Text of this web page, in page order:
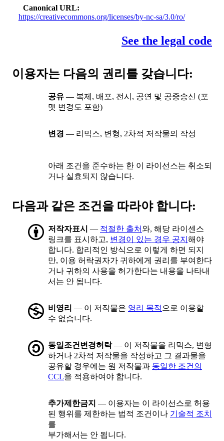
Canonical URL
https://creativecommons.org/licenses/by-nc-sa/3.0/ro/
See the legal code
이용자는 다음의 권리를 갖습니다:
공유 — 복제, 배포, 전시, 공연 및 공중송신 (포
맷 변경도 포함)
변경 — 리믹스, 변형, 2차적 저작물의 작성
아래 조건을 준수하는 한 이 라이선스는 취소되
거나 실효되지 않습니다.
다음과 같은 조건을 따라야 합니다:
저작자표시 — 적절한 출처와, 해당 라이센스
링크를 표시하고, 변경이 있는 경우 공지 해야
합니다. 합리적인 방식으로 이렇게 하면 되지
만, 이용 허락권자가 귀하에게 권리를 부여한다
거나 귀하의 사용을 허가한다는 내용을 나타내
서는 안 됩니다.
비영리 — 이 저작물은 영리 목적 으로 이용할
수 없습니다.
동일조건변경허락— 이 저작물을 리믹스, 변형
하거나 2차적 저작물을 작성하고 그 결과물을
공유할 경우에는 원 저작물과 동일한 조건의
CCL을 적용하여야 합니다.
추가제한금지 — 이용자는 이 라이선스로 허용
된 행위를 제한하는 법적 조건이나 기술적 조치
를
부가해서는 안 됩니다.